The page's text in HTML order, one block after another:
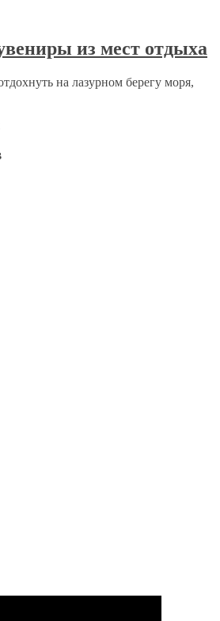
из мест отдыха
на лазурном берегу моря,